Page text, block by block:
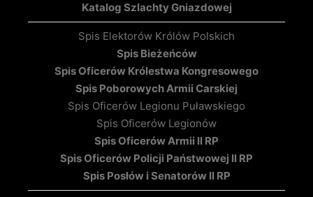
Katalog Szlachty Gniazdowej
Spis Elektorów Królów Polskich
Spis Bieżeńców
Spis Oficerów Królestwa Kongresowego
Spis Poborowych Armii Carskiej
Spis Oficerów Legionu Puławskiego
Spis Oficerów Legionów
Spis Oficerów Armii II RP
Spis Oficerów Policji Państwowej II RP
Spis Posłów i Senatorów II RP